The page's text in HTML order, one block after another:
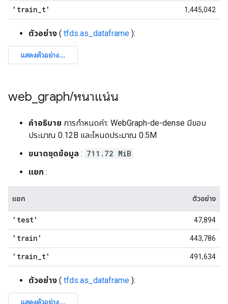
'train_t' 1,445,042
ตัวอย่าง ( tfds.as_dataframe ):
web graph/หนาแน่น
คำอธิบาย การกำหนดค่า: WebGraph-de-dense มีขอบ
ประมาณ 0.12B และโหนดประมาณ 0.5M
ขนาดชุดข้อมูล : 711.72 MiB
แยก :
แยก ตัวอย่าง
'test' 47,894
'train' 443,786
'train_t' 491,634
ตัวอย่าง ( tfds.as_dataframe ):